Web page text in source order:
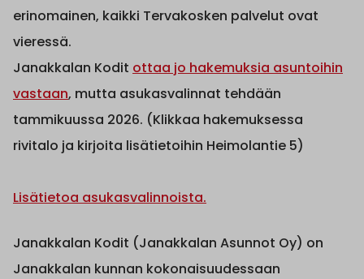
erinomainen, kaikki Tervakosken palvelut ovat
vieressä.
Janakkalan Kodit ottaa jo hakemuksia asuntoihin
vastaan, mutta asukasvalinnat tehdään
tammikuussa 2026. (Klikkaa hakemuksessa
rivitalo ja kirjoita lisätietoihin Heimolantie 5)
Lisätietoa asukasvalinnoista.
Janakkalan Kodit (Janakkalan Asunnot Oy) on
Janakkalan kunnan kokonaisuudessaan